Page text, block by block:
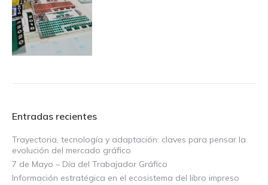
Entradas recientes
Trayectoria, tecnología y adaptación: claves para pensar la
evolución del mercado gráfico
7 de Mayo – Día del Trabajador Gráfico
Información estratégica en el ecosistema del libro impreso